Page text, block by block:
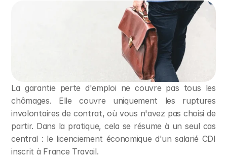
La garantie perte d'emploi ne couvre pas tous les
chômages. Elle couvre uniquement les ruptures
involontaires de contrat, où vous n'avez pas choisi de
partir. Dans la pratique, cela se résume à un seul cas
central : le licenciement économique d'un salarié CDI
inscrit à France Travail.